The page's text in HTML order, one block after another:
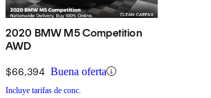
2020 BMW M5 Competition
AWD
$66,394 Buena oferta
Incluye tarifas de conc.